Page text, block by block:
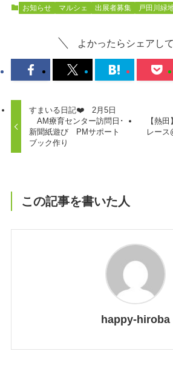
お知らせ マルシェ 出展者募集 戸田川緑
よかったらシェアして
すまいる日記❤️ 2月5日
AM療育センター訪問日･
新聞紙遊び PMサポート
ブック作り
【熱
レース
この記事を書いた人
happy-hiroba